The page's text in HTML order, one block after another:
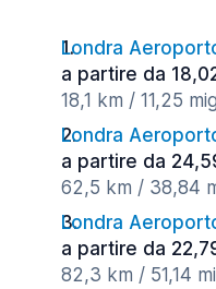
Londra
a partire da
18,1 km / 11,25
Londra
a partire da
62,5 km / 38,84
Londra
a partire da
82,3 km / 51,14